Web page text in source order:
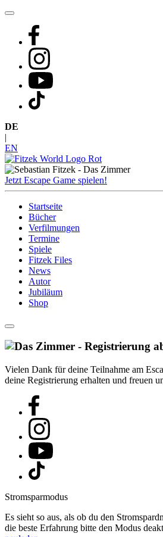
Zum
springen
DE
EN
Jetzt Escape Game spielen!
Startseite
Bücher
Verfilmungen
Termine
Spiele
Fitzek Files
News
Autor
Jubiläum
Shop
Vielen Dank für deine Teilnahme am
deine Registrierung erhalten und freuen
Stromsparmodus
Es sieht so aus, als ob du den
die beste Erfahrung bitte den Modus